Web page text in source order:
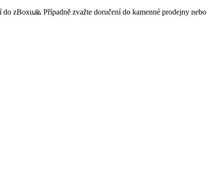
zBoxu🙏 Případně zvažte doručení do kamenné prodejny nebo